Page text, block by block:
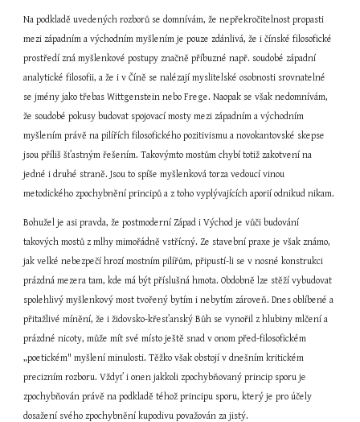
Na podkladě uvedených rozborů se domnívám, že nepřekročitelnost propasti
mezi západním a východním myšlením je pouze zdánlivá, že i čínské filosofické
prostředí zná myšlenkové postupy značně příbuzné např. soudobé západní
analytické filosofii, a že i v Číně se nalézají myslitelské osobnosti srovnatelné
se jmény jako třebas Wittgenstein nebo Frege. Naopak se však nedomnívám,
že soudobé pokusy budovat spojovací mosty mezi západním a východním
myšlením právě na pilířích filosofického pozitivismu a novokantovské skepse
jsou příliš šťastným řešením. Takovýmto mostům chybí totiž zakotvení na
jedné i druhé straně. Jsou to spíše myšlenková torza vedoucí vinou
metodického zpochybnění principů a z toho vyplývajících aporií odnikud nikam.
Bohužel je asi pravda, že postmoderní Západ i Východ je vůči budování
takových mostů z mlhy mimořádně vstřícný. Ze stavební praxe je však známo,
jak velké nebezpečí hrozí mostním pilířům, připustí-li se v nosné konstrukci
prázdná mezera tam, kde má být příslušná hmota. Obdobně lze stěží vybudovat
spolehlivý myšlenkový most tvořený bytím i nebytím zároveň. Dnes oblíbené a
přitažlivé mínění, že i židovsko-křesťanský Bůh se vynořil z hlubiny mlčení a
prázdné nicoty, může mít své místo ještě snad v onom před-filosofickém
„poetickém" myšlení minulosti. Těžko však obstojí v dnešním kritickém
precizním rozboru. Vždyť i onen jakkoli zpochybňovaný princip sporu je
zpochybňován právě na podkladě téhož principu sporu, který je pro účely
dosažení svého zpochybnění kupodivu považován za jistý.